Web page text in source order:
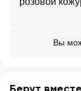
Вы